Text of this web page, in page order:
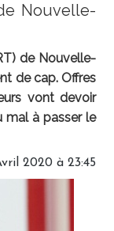
Nouvelle-
de Nouvelle-
de cap. Offres
vont devoir
mal à passer le
2020 à 23:45